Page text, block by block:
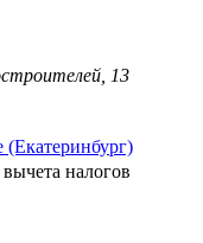
13
(Екатеринбург)
вычета налогов